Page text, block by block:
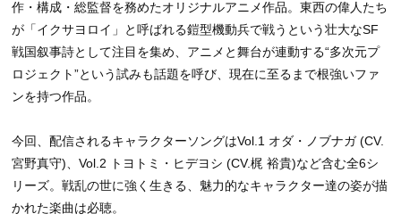
作・構成・総監督を務めたオリジナルアニメ作品。東西の偉人たち
が「イクサヨロイ」と呼ばれる鎧型機動兵で戦うという壮大なSF
戦国叙事詩として注目を集め、アニメと舞台が連動する“多次元プ
ロジェクト”という試みも話題を呼び、現在に至るまで根強いファ
ンを持つ作品。
今回、配信されるキャラクターソングはVol.1 オダ・ノブナガ (CV.
宮野真守)、Vol.2 トヨトミ・ヒデヨシ (CV.梶 裕貴)など含む全6シ
リーズ。戦乱の世に強く生きる、魅力的なキャラクター達の姿が描
かれた楽曲は必聴。